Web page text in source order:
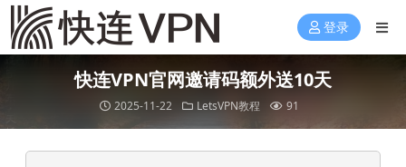
登录
快连VPN官网邀请码额外送10天
2025-11-22 LetsVPN教程 91